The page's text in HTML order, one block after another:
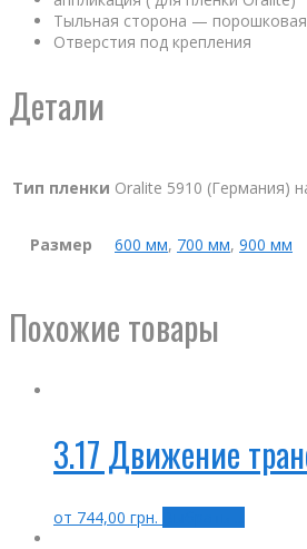
Тыльная сторона — порошковая
Отверстия под крепления
Детали
Тип пленки Oralite 5910 (Германия)
Размер 600 мм, 700 мм, 900 мм
Похожие товары
3.17 Движение
от 744,00 грн.